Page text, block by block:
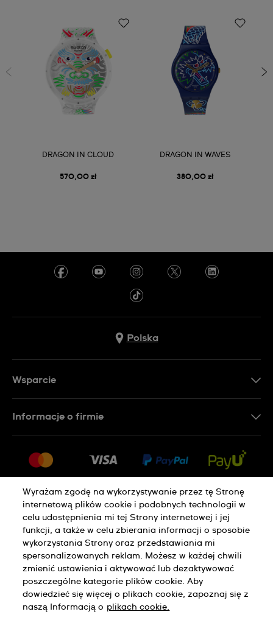
DRAGON IN CLOUD
570,00 zł
DRAGON IN WAVES
380,00 zł
Polska
Wsparcie
Zwroty i reklamacje
Warunki sprzedaży
Odstąp od umowy
Informacje o firmie
Praca
Polityka Prywatności Pliki Cookie
Regulamin Sklepu
Wyrażam zgodę na wykorzystywanie przez tę Stronę
internetową plików cookie i podobnych technologii w
celu udostępnienia mi tej Strony internetowej i jej
funkcji, a także w celu zbierania informacji o sposobie
wykorzystania Strony oraz przedstawiania mi
spersonalizowanych reklam. Możesz w każdej chwili
zmienić ustawienia i aktywować lub dezaktywować
poszczególne kategorie plików cookie. Aby
dowiedzieć się więcej o plikach cookie, zapoznaj się z
naszą Informacją o plikach cookie.